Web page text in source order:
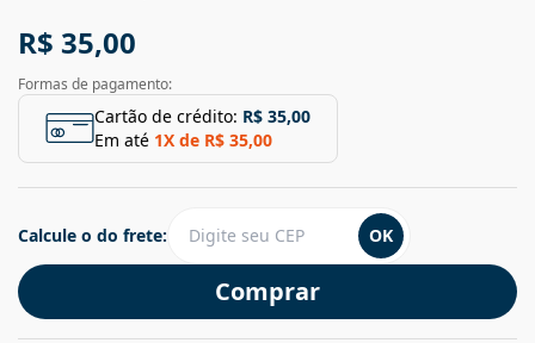
R$ 35,00
Formas de pagamento:
Cartão de crédito: R$ 35,00
Em até 1X de R$ 35,00
Comprar
Calcule o do frete: OK